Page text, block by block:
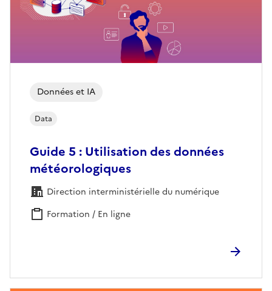
Données et IA
Data
Guide 5 : Utilisation des données
météorologiques
Direction interministérielle du numérique
Formation / En ligne